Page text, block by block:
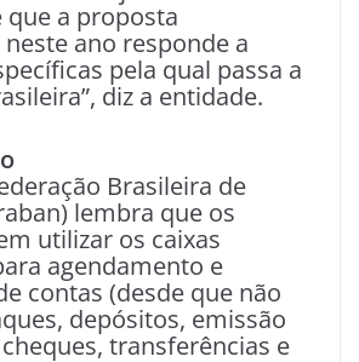
que a proposta
ano responde a
pela qual passa a
diz a entidade.
Brasileira de
lembra que os
utilizar os caixas
agendamento e
contas (desde que não
depósitos, emissão
transferências e